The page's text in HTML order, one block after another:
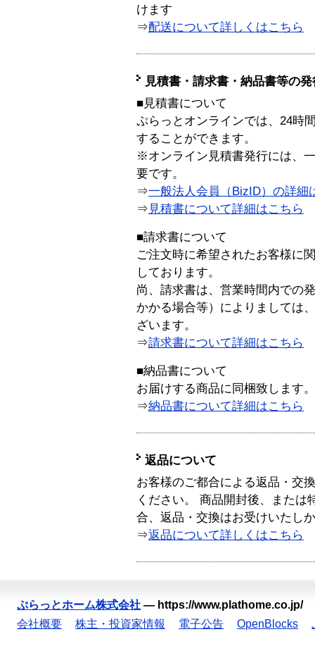
けます
⇒配送について詳しくはこちら
見積書・請求書・納品書等の
■見積書について
ぷらっとオンラインでは、24時
することができます。
※オンライン見積書発行には、
要です。
⇒一般法人会員（BizID）の詳細
⇒ 見積書について詳細はこちら
■請求書について
ご注文時に希望されたお客様に
しております。
尚、請求書は、営業時間内での
かかる場合等）によりましては
ざいます。
⇒請求書について詳細はこちら
■納品書について
お届けする商品に同梱致します。
⇒納品書について詳細はこちら
返品について
お客様のご都合による返品・交
ください。 商品開封後、または
合、返品・交換はお受けいたし
⇒返品について詳しくはこちら
ぷらっとホーム株式会社 — https://www.plathome.co.jp/
会社概要
株主・投資家情報 電子公告 OpenBlocks